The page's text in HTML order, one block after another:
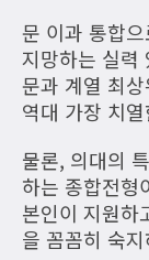
문 이과 통합
지망하는 실력
문과 계열 최
역대 가장 치
물론, 의대의
하는 종합전형
본인이 지원하
을 꼼꼼히 숙